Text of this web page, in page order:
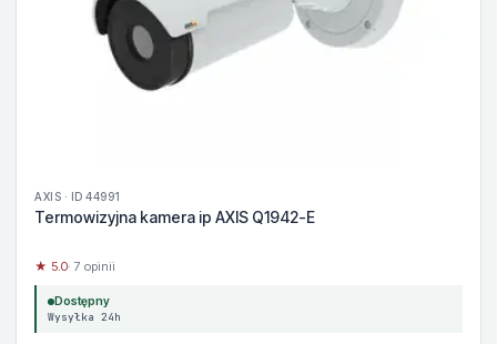
AXIS · ID 44991
Termowizyjna kamera ip AXIS Q1942-E
★ 5.0· 7 opinii
Dostępny
Wysyłka 24h